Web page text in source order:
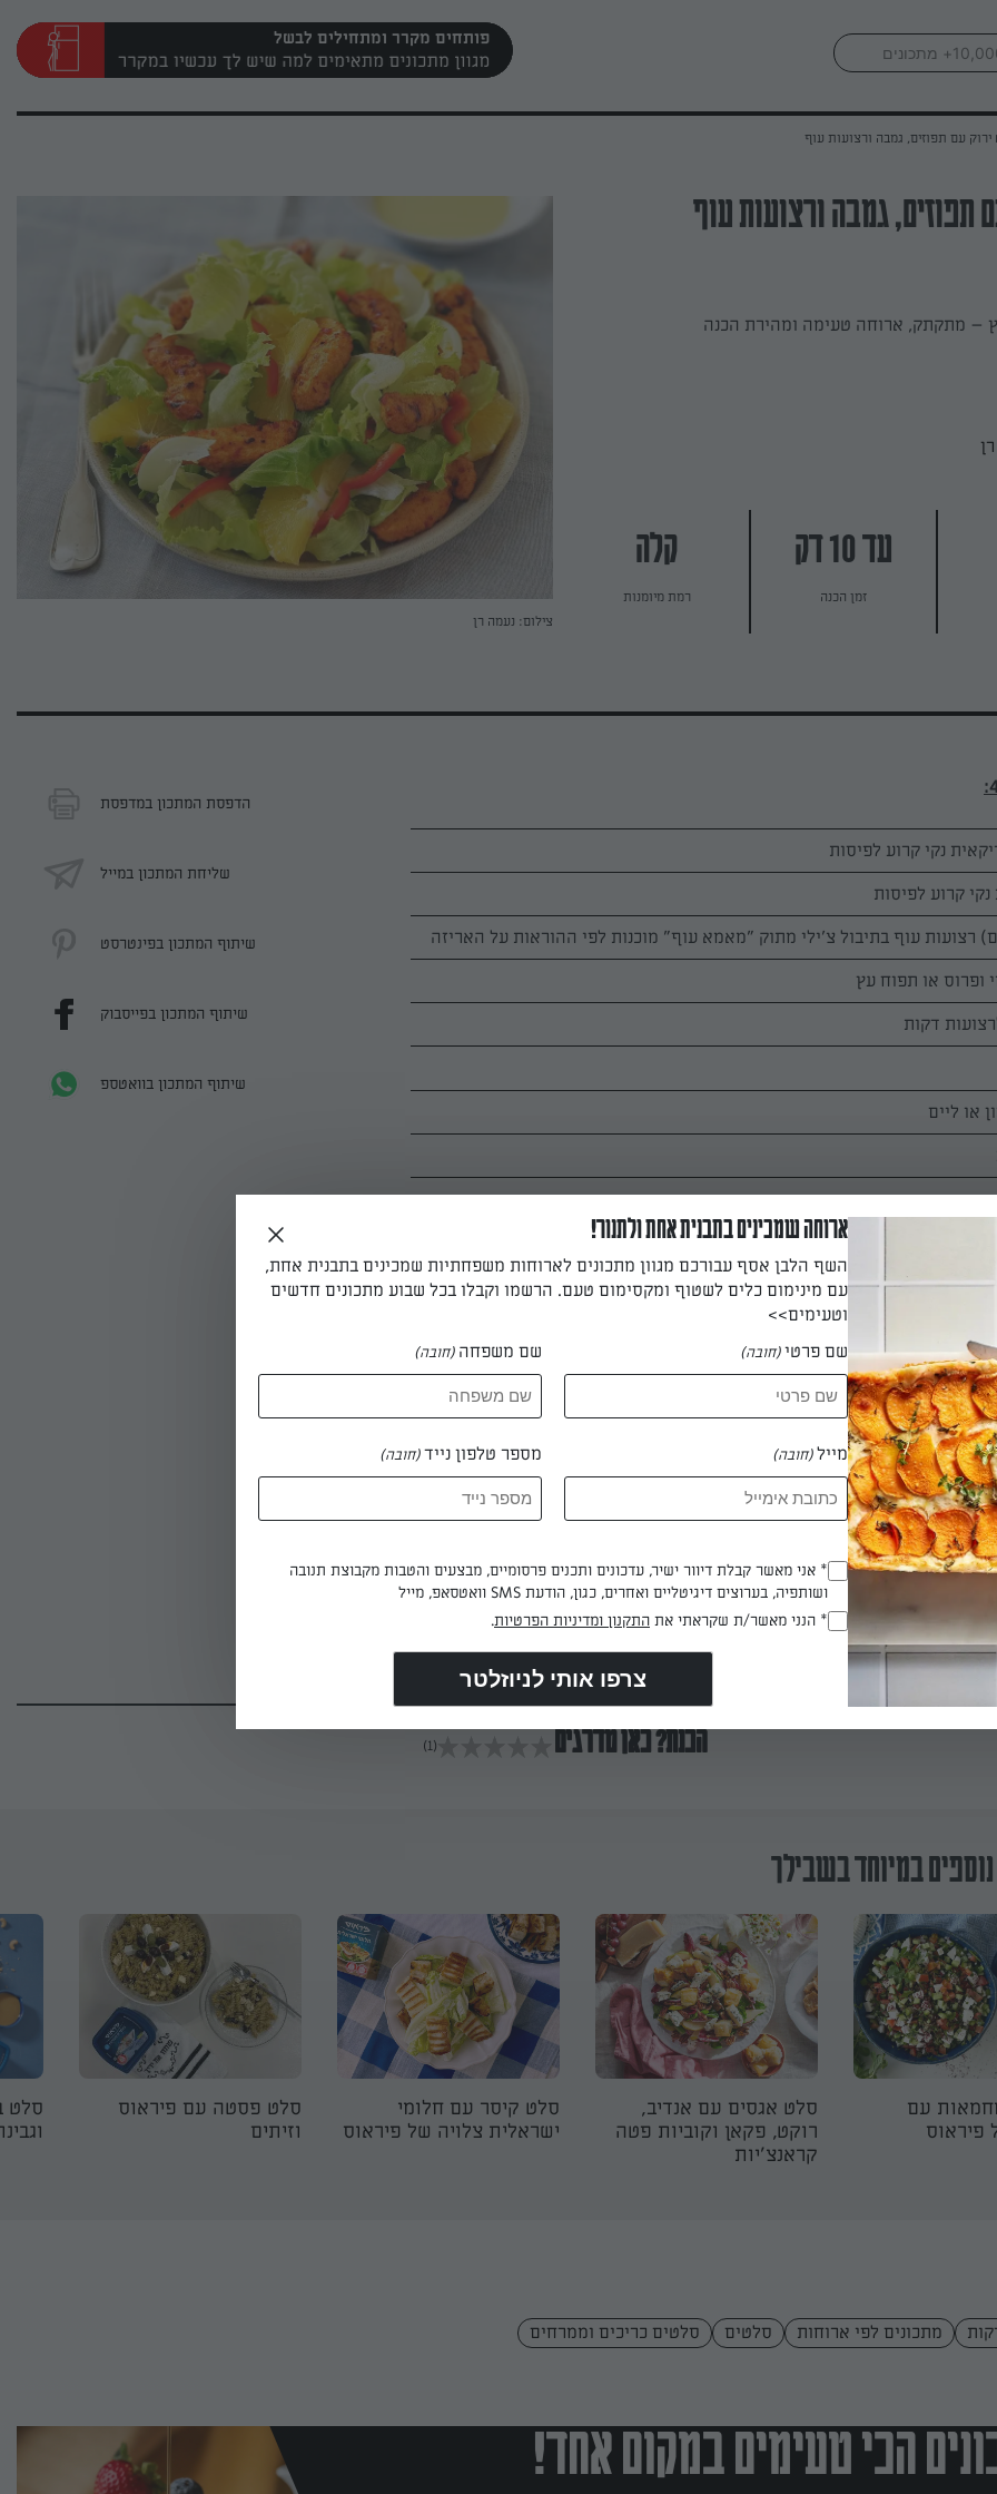
פותחים מקרר ומתחילים לבשל
עם תפוזים, גמבה ורצועות עוף
תפוזים, גמבה ורצועות עוף
– מתקתק, ארוחה טעימה ומהירת הכנה
עד 10 דק
זמן הכנה
קלה
רמת מיומנות
צילום: נעמה רן
הרוטב לצנצנת עם מכסה מתברג. סוגרים ומנערים היטב.
הסלט והרוטב לקערה, מערבבים ומגישים.
הדפסת המתכון במדפסת
שליחת המתכון במייל
שיתוף המתכון בפינטרסט
שיתוף המתכון בפייסבוק
שיתוף המתכון בוואטספ
הכנת? כאן מדרגים (1)
במיוחד בשבילך
עם
פיראוס
סלט אגסים עם אנדיב,
רוקט, פקאן וקוביות פטה
קראנצ׳יות
סלט קיסר עם חלומי
ישראלית צלויה של פיראוס
סלט פסטה עם פיראוס
וזיתים
סלט
מתכונים לפי ארוחות סלטים סלטים כריכים וממרחים
הכי טעימים במקום אחד!
ארוחה שמכינים בתבנית אחת ולתנור!
השף הלבן אסף עבורכם מגוון מתכונים לארוחות משפחתיות שמכינים בתבנית אחת,
עם מינימום כלים לשטוף ומקסימום טעם. הרשמו וקבלו בכל שבוע מתכונים חדשים
וטעימים>>
שם פרטי(חובה) שם משפחה (חובה)
מייל(חובה) מספר טלפון נייד(חובה)
(חובה)
* אני מאשר קבלת דיוור ישיר, עדכונים ותכנים פרסומיים, מבצעים והטבות מקבוצת תנובה
ושותפיה, בערוצים דיגיטליים ואחרים, כגון, הודעת SMS וואטסאפ, מייל
(חובה)
* הנני מאשר/ת שקראתי את התקנון ומדיניות הפרטיות.